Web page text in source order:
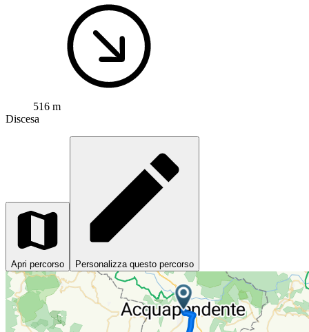
516 m
Discesa
Apri percorso Personalizza questo percorso